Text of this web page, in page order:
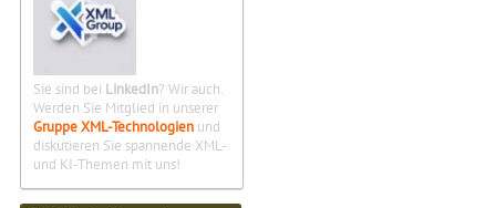
Sie sind bei LinkedIn? Wir auch.
Werden Sie Mitglied in unserer
Gruppe XML-Technologien und
diskutieren Sie spannende XML-
und KI-Themen mit uns!